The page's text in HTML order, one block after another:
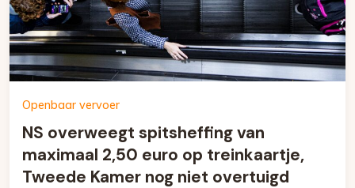
Openbaar vervoer
NS overweegt spitsheffing van
maximaal 2,50 euro op treinkaartje,
Tweede Kamer nog niet overtuigd